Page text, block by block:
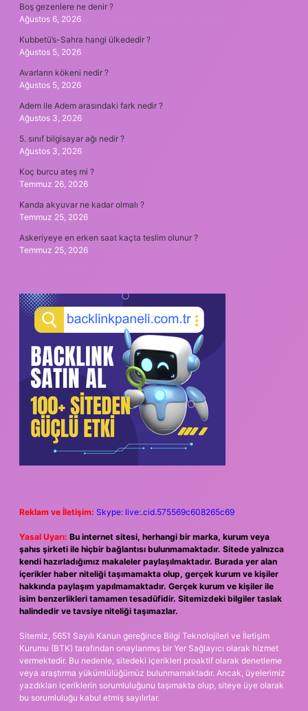
Boş gezenlere ne denir ?
Ağustos 6, 2026
Kubbetü’s-Sahra hangi ülkededir ?
Ağustos 5, 2026
Avarların kökeni nedir ?
Ağustos 5, 2026
Adem ile Adem arasındaki fark nedir ?
Ağustos 3, 2026
5. sınıf bilgisayar ağı nedir ?
Ağustos 3, 2026
Koç burcu ateş mi ?
Temmuz 26, 2026
Kanda akyuvar ne kadar olmalı ?
Temmuz 25, 2026
Askeriyeye en erken saat kaçta teslim olunur ?
Temmuz 25, 2026
Reklam ve İletişim: Skype: live:.cid.575569c608265c69
Yasal Uyarı: Bu internet sitesi, herhangi bir marka, kurum veya
şahıs şirketi ile hiçbir bağlantısı bulunmamaktadır. Sitede yalnızca
kendi hazırladığımız makaleler paylaşılmaktadır. Burada yer alan
içerikler haber niteliği taşımamakta olup, gerçek kurum ve kişiler
hakkında paylaşım yapılmamaktadır. Gerçek kurum ve kişiler ile
isim benzerlikleri tamamen tesadüfidir. Sitemizdeki bilgiler taslak
halindedir ve tavsiye niteliği taşımazlar.
Sitemiz, 5651 Sayılı Kanun gereğince Bilgi Teknolojileri ve İletişim
Kurumu (BTK) tarafından onaylanmış bir Yer Sağlayıcı olarak hizmet
vermektedir. Bu nedenle, sitedeki içerikleri proaktif olarak denetleme
veya araştırma yükümlülüğümüz bulunmamaktadır. Ancak, üyelerimiz
yazdıkları içeriklerin sorumluluğunu taşımakta olup, siteye üye olarak
bu sorumluluğu kabul etmiş sayılırlar.